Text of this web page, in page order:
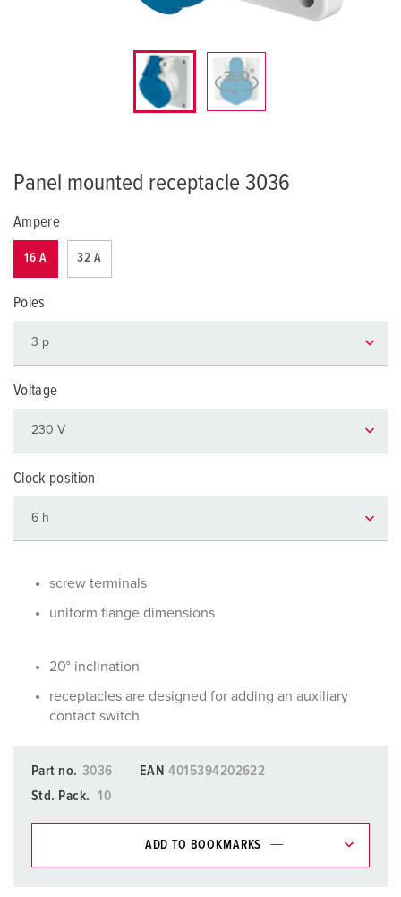
Panel mounted receptacle 3036
Ampere
16 A 32 A
Poles
Voltage
Clock position
screw terminals
uniform flange dimensions
20° inclination
receptacles are designed for adding an auxiliary
contact switch
Part no. 3036 EAN 4015394202622
Std. Pack.
10
ADD TO BOOKMARKS